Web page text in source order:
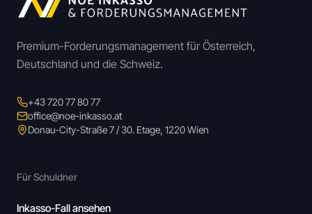
Premium-Forderungsmanagement für Österreich,
Deutschland und die Schweiz.
+43 720 77 80 77
office@noe-inkasso.at
Donau-City-Straße 7 / 30. Etage, 1220 Wien
Für Schuldner
Inkasso-Fall ansehen